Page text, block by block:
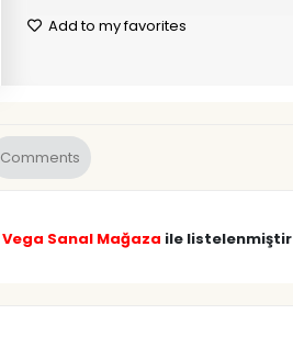
Add to my favorites
Comments
Vega Sanal Mağaza ile listelenmiştir